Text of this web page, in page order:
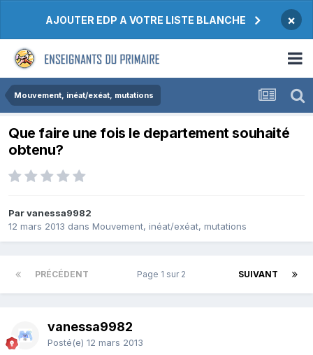
AJOUTER EDP A VOTRE LISTE BLANCHE ×
Mouvement, inéat/exéat, mutations
Que faire une fois le departement souhaité
obtenu?
Par vanessa9982
12 mars 2013 dans Mouvement, inéat/exéat, mutations
PRÉCÉDENT SUIVANT
Page 1 sur 2
vanessa9982
Posté(e) 12 mars 2013